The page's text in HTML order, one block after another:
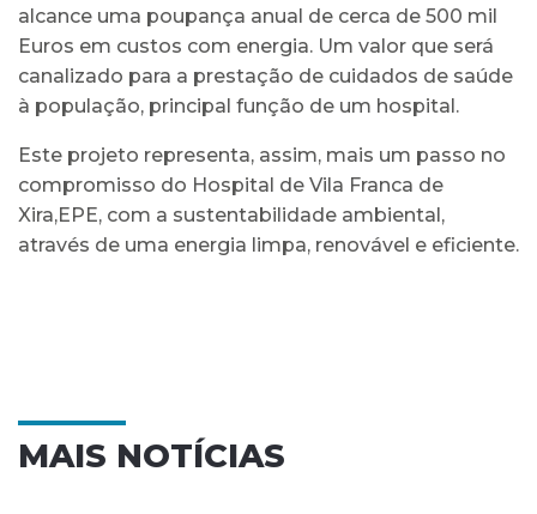
alcance uma poupança anual de cerca de 500 mil
Euros em custos com energia. Um valor que será
canalizado para a prestação de cuidados de saúde
à população, principal função de um hospital.
Este projeto representa, assim, mais um passo no
compromisso do Hospital de Vila Franca de
Xira,EPE, com a sustentabilidade ambiental,
através de uma energia limpa, renovável e eficiente.
MAIS NOTÍCIAS